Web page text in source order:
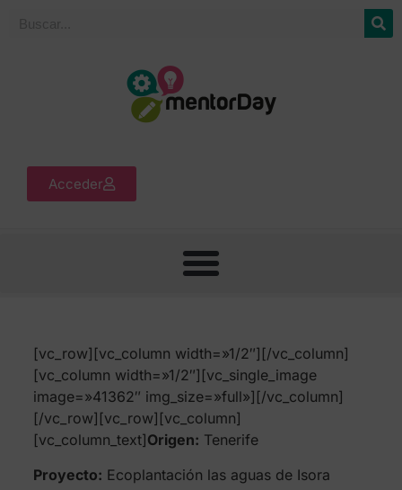
Acceder
[vc_row][vc_column width=»1/2″][/vc_column]
[vc_column width=»1/2″][vc_single_image
image=»41362″ img_size=»full»][/vc_column]
[/vc_row][vc_row][vc_column]
[vc_column_text]Origen: Tenerife
Proyecto: Ecoplantación las aguas de Isora